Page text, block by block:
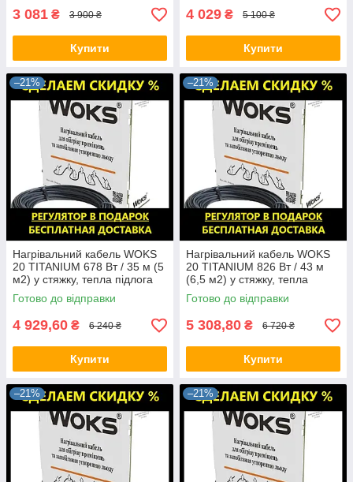
3 081 ₴ 3 900 ₴
Купити
4 029 ₴ 5 100 ₴
Купити
–21%
Нагрівальний кабель WOKS
20 TITANIUM 678 Вт / 35 м (5
м2) у стяжку, тепла підлога
електрична Вокс
Готово до відправки
4 929,60 ₴ 6 240 ₴
Купити
–21%
Нагрівальний кабель WOKS
20 TITANIUM 826 Вт / 43 м
(6,5 м2) у стяжку, тепла
підлога електрична Вокс
Готово до відправки
5 308,80 ₴ 6 720 ₴
Купити
–21% –21%